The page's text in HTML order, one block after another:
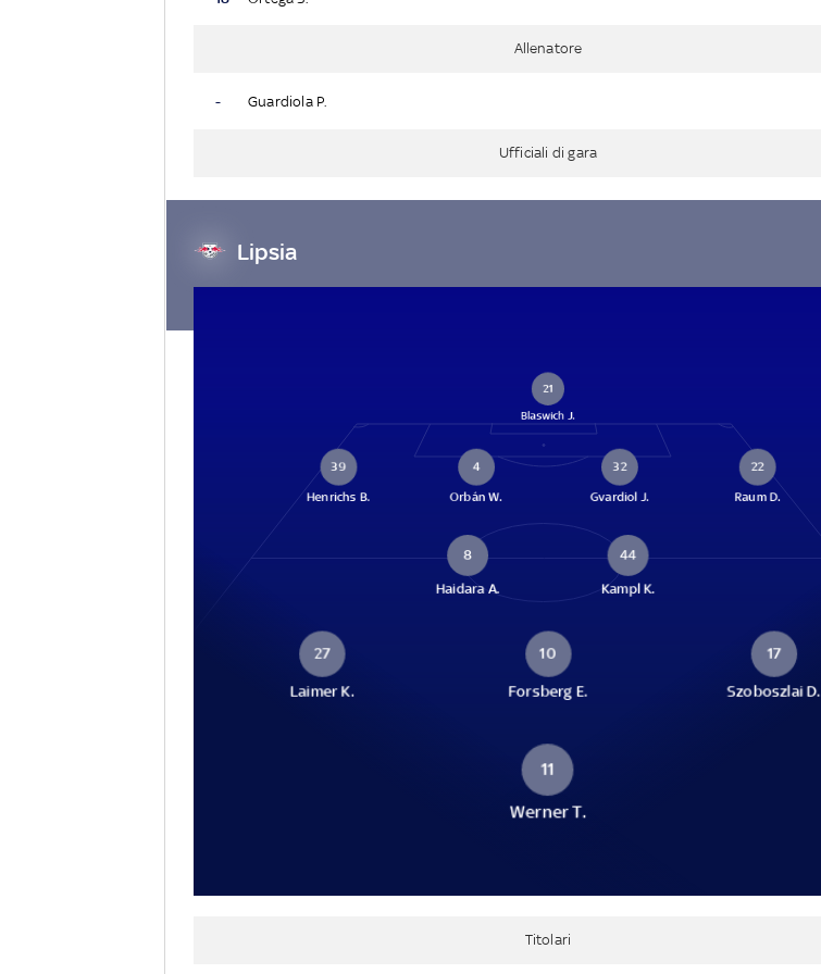
Allenatore
- Guardiola P.
Ufficiali di gara
Lipsia
21
Blaswich J.
39
Henrichs B.
4
Orbán W.
32
Gvardiol J.
22
Raum D.
8
Haidara A.
44
Kampl K.
27
Laimer K.
10
Forsberg E.
17
Szoboszlai D.
11
Werner T.
Titolari